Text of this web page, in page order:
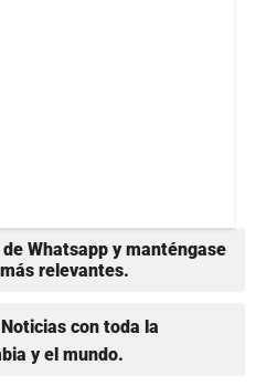
Whatsapp y manténgase
relevantes.
con toda la
y el mundo.